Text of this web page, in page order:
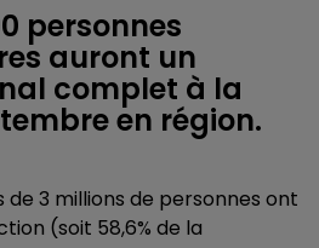
personnes
auront un
complet à la
en région.
de 3 millions de personnes ont
(soit 58,6% de la